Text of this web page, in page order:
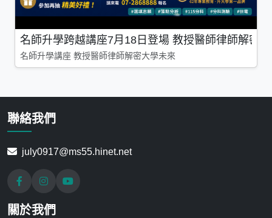
名師升學跨越講座7月18日登場 教授醫師律師解密
名師升學講座 教授醫師律師解密大學未來
聯絡我們
july0917@ms55.hinet.net
關於我們